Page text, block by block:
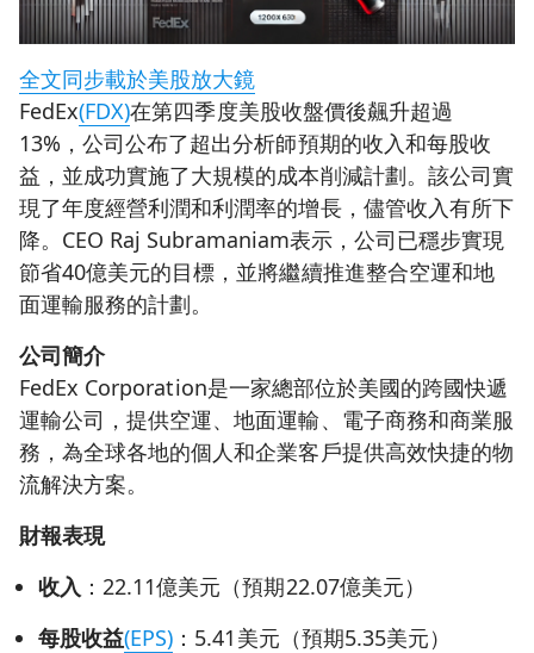
全文同步載於美股放大鏡
FedEx(FDX)在第四季度美股收盤價後飆升超過
13%，公司公布了超出分析師預期的收入和每股收
益，並成功實施了大規模的成本削減計劃。該公司實
現了年度經營利潤和利潤率的增長，儘管收入有所下
降。CEO Raj Subramaniam表示，公司已穩步實現
節省40億美元的目標，並將繼續推進整合空運和地
面運輸服務的計劃。
公司簡介
FedEx Corporation是一家總部位於美國的跨國快遞
運輸公司，提供空運、地面運輸、電子商務和商業服
務，為全球各地的個人和企業客戶提供高效快捷的物
流解決方案。
財報表現
收入 ：22.11億美元（預期22.07億美元）
每股收益(EPS) ：5.41美元（預期5.35美元）